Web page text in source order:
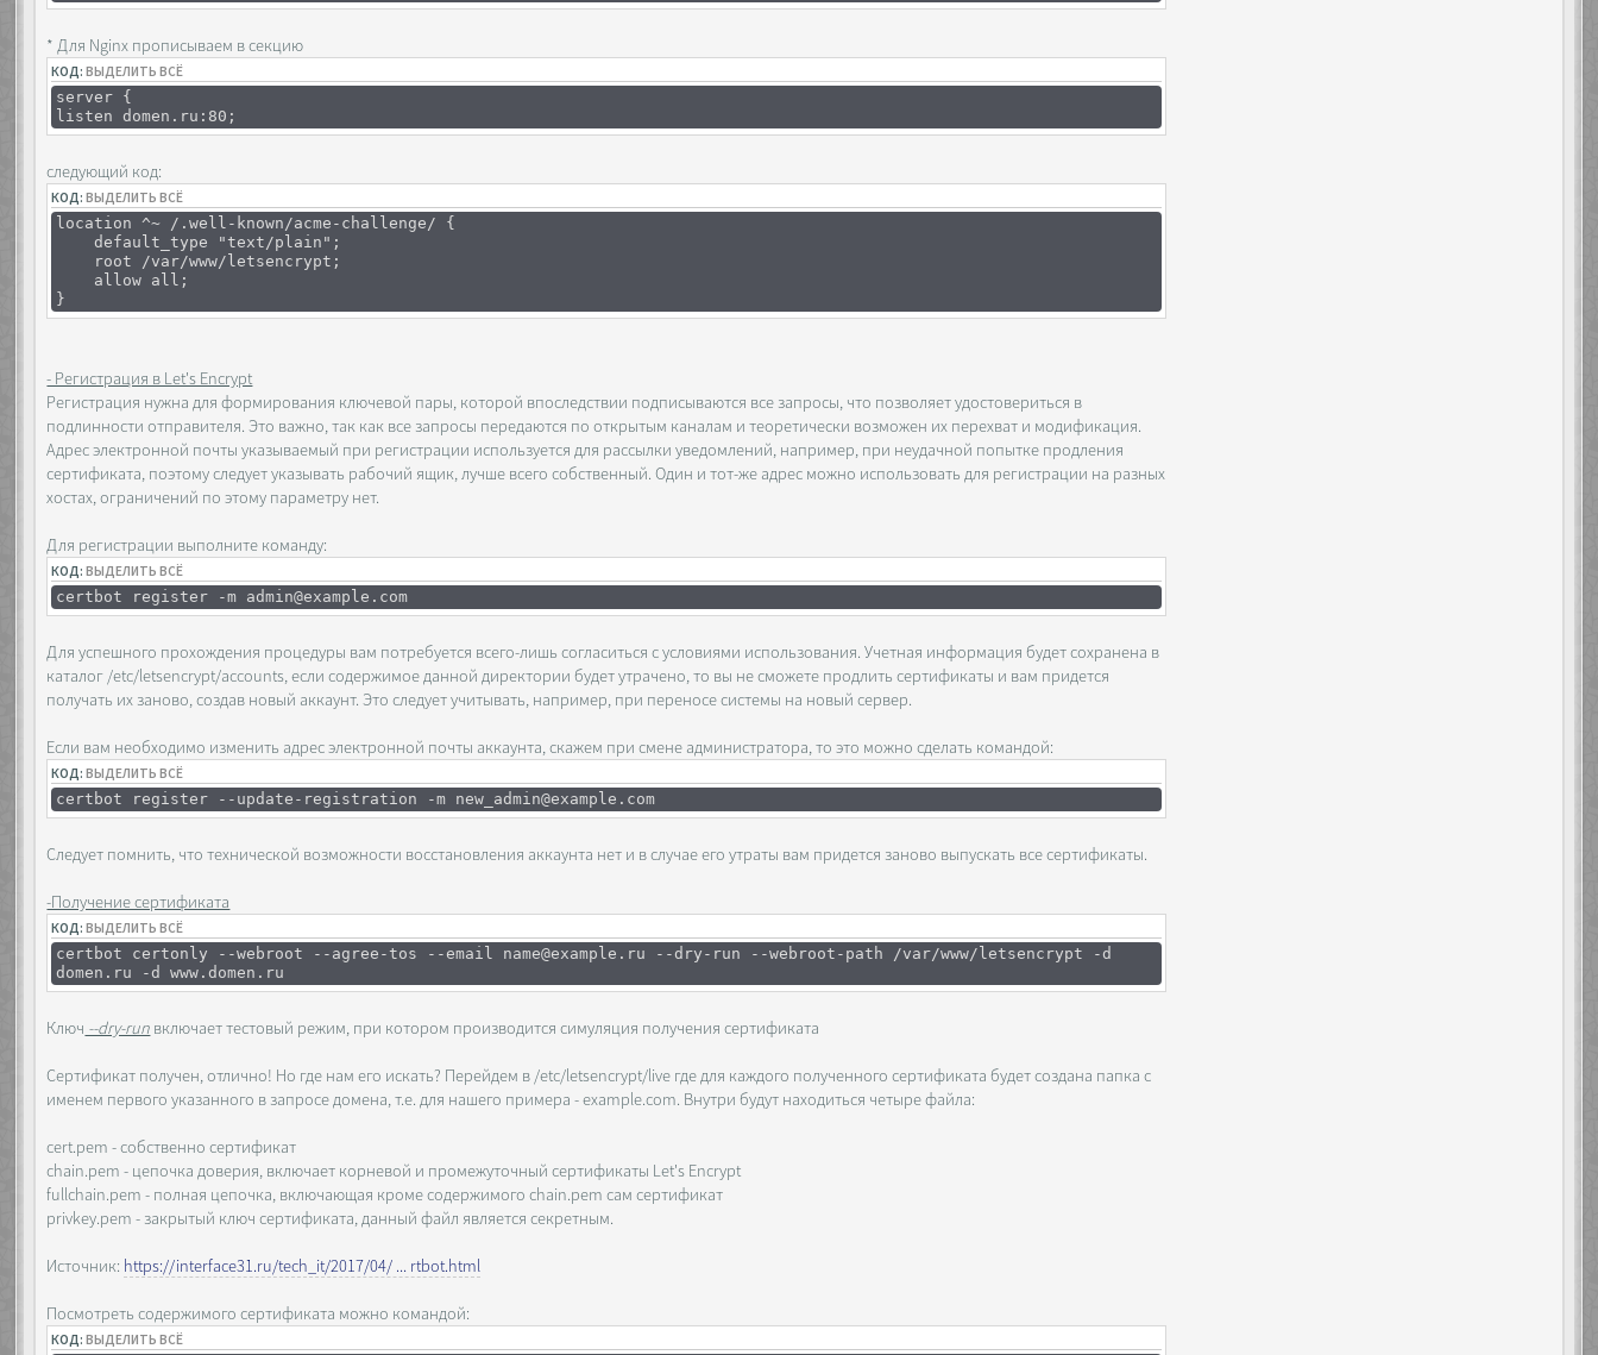
* Для Nginx прописываем в секцию
КОД:ВЫДЕЛИТЬ ВСЁ
server {
listen domen.ru:80;
следующий код:
КОД:ВЫДЕЛИТЬ ВСЁ
location ^~ /.well-known/acme-challenge/ {
default_type "text/plain";
root /var/www/letsencrypt;
allow all;
}
- Регистрация в Let's Encrypt
Регистрация нужна для формирования ключевой пары, которой впоследствии подписываются все запросы, что позволяет удостовериться в
подлинности отправителя. Это важно, так как все запросы передаются по открытым каналам и теоретически возможен их перехват и модификация.
Адрес электронной почты указываемый при регистрации используется для рассылки уведомлений, например, при неудачной попытке продления
сертификата, поэтому следует указывать рабочий ящик, лучше всего собственный. Один и тот-же адрес можно использовать для регистрации на разных
хостах, ограничений по этому параметру нет.
Для регистрации выполните команду:
КОД:ВЫДЕЛИТЬ ВСЁ
certbot register -m admin@example.com
Для успешного прохождения процедуры вам потребуется всего-лишь согласиться с условиями использования. Учетная информация будет сохранена в
каталог /etc/letsencrypt/accounts, если содержимое данной директории будет утрачено, то вы не сможете продлить сертификаты и вам придется
получать их заново, создав новый аккаунт. Это следует учитывать, например, при переносе системы на новый сервер.
Если вам необходимо изменить адрес электронной почты аккаунта, скажем при смене администратора, то это можно сделать командой:
КОД:ВЫДЕЛИТЬ ВСЁ
certbot register --update-registration -m new_admin@example.com
Следует помнить, что технической возможности восстановления аккаунта нет и в случае его утраты вам придется заново выпускать все сертификаты.
-Получение сертификата
КОД:ВЫДЕЛИТЬ ВСЁ
certbot certonly --webroot --agree-tos --email name@example.ru --dry-run --webroot-path /var/www/letsencrypt -d
domen.ru -d www.domen.ru
Ключ --dry-run включает тестовый режим, при котором производится симуляция получения сертификата
Сертификат получен, отлично! Но где нам его искать? Перейдем в /etc/letsencrypt/live где для каждого полученного сертификата будет создана папка с
именем первого указанного в запросе домена, т.е. для нашего примера - example.com. Внутри будут находиться четыре файла:
cert.pem - собственно сертификат
chain.pem - цепочка доверия, включает корневой и промежуточный сертификаты Let's Encrypt
fullchain.pem - полная цепочка, включающая кроме содержимого chain.pem сам сертификат
privkey.pem - закрытый ключ сертификата, данный файл является секретным.
Источник: https://interface31.ru/tech_it/2017/04/ ... rtbot.html
Посмотреть содержимого сертификата можно командой:
КОД:ВЫДЕЛИТЬ ВСЁ